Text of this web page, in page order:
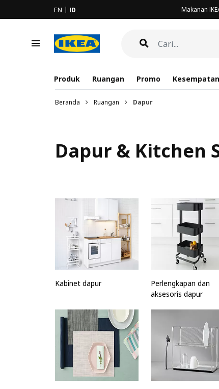
EN ID Makanan
Produk Ruangan Promo
Beranda Ruangan Dapur
Dapur & Kitchen
Kabinet dapur
Perlengkapan dan
aksesoris dapur